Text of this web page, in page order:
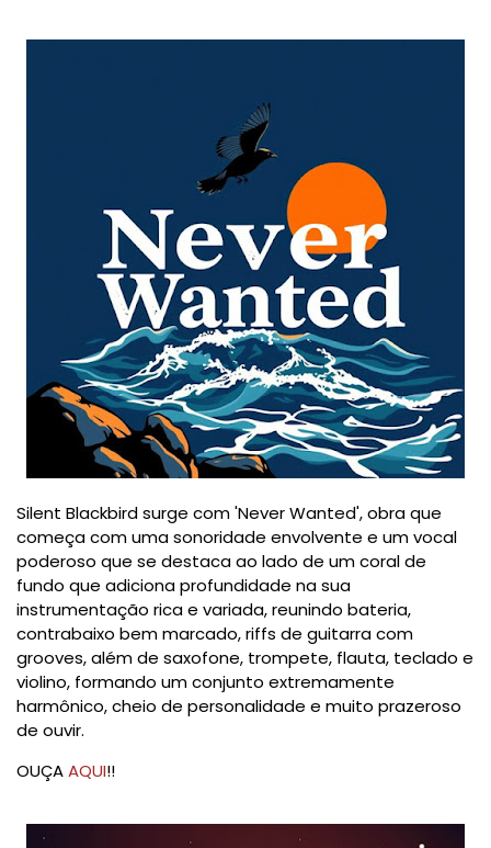
Silent Blackbird surge com 'Never Wanted', obra que
começa com uma sonoridade envolvente e um vocal
poderoso que se destaca ao lado de um coral de
fundo que adiciona profundidade na sua
instrumentação rica e variada, reunindo bateria,
contrabaixo bem marcado, riffs de guitarra com
grooves, além de saxofone, trompete, flauta, teclado e
violino, formando um conjunto extremamente
harmônico, cheio de personalidade e muito prazeroso
de ouvir.
OUÇAAQUI!!